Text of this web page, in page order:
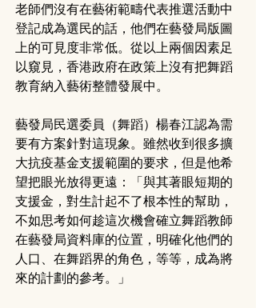
老師們沒有在藝術範疇代表推選活動中
登記成為選民的話，他們在藝發局版圖
上的可見度非常低。從以上兩個因素足
以窺見，香港政府在政策上沒有把舞蹈
教育納入藝術整體發展中。
藝發局民選委員（舞蹈）楊春江認為需
要有方案針對這現象。雖然收到很多擴
大抗疫基金支援範圍的要求，但是他希
望把眼光放得更遠：「與其著眼短期的
支援金，對生計起不了根本性的幫助，
不如思考如何趁這次機會確立舞蹈教師
在藝發局資料庫的位置，明確化他們的
人口、在舞蹈界的角色，等等，成為將
來的計劃的參考。」